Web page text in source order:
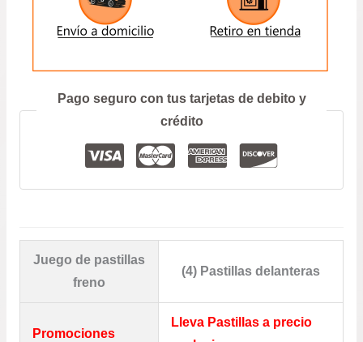
Pago seguro con tus tarjetas de debito y
crédito
Juego de pastillas
freno
(4) Pastillas delanteras
Promociones
Lleva Pastillas a precio